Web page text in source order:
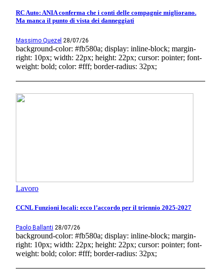
RC Auto: ANIA conferma che i conti delle compagnie migliorano.
Ma manca il punto di vista dei danneggiati
Massimo Quezel 28/07/26
background-color: #fb580a; display: inline-block; margin-
right: 10px; width: 22px; height: 22px; cursor: pointer; font-
weight: bold; color: #fff; border-radius: 32px;
Lavoro
CCNL Funzioni locali: ecco l’accordo per il triennio 2025-2027
Paolo Ballanti 28/07/26
background-color: #fb580a; display: inline-block; margin-
right: 10px; width: 22px; height: 22px; cursor: pointer; font-
weight: bold; color: #fff; border-radius: 32px;